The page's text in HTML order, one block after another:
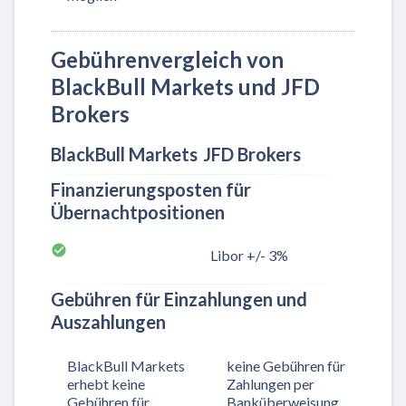
Gebührenvergleich von
BlackBull Markets und JFD
Brokers
BlackBull Markets JFD Brokers
Finanzierungsposten für
Übernachtpositionen
Libor +/- 3%
Gebühren für Einzahlungen und
Auszahlungen
BlackBull Markets
erhebt keine
Gebühren für
keine Gebühren für
Zahlungen per
Banküberweisung